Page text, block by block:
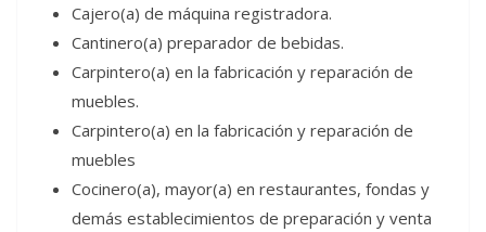
Cajero(a) de máquina registradora.
Cantinero(a) preparador de bebidas.
Carpintero(a) en la fabricación y reparación de
muebles.
Carpintero(a) en la fabricación y reparación de
muebles
Cocinero(a), mayor(a) en restaurantes, fondas y
demás establecimientos de preparación y venta